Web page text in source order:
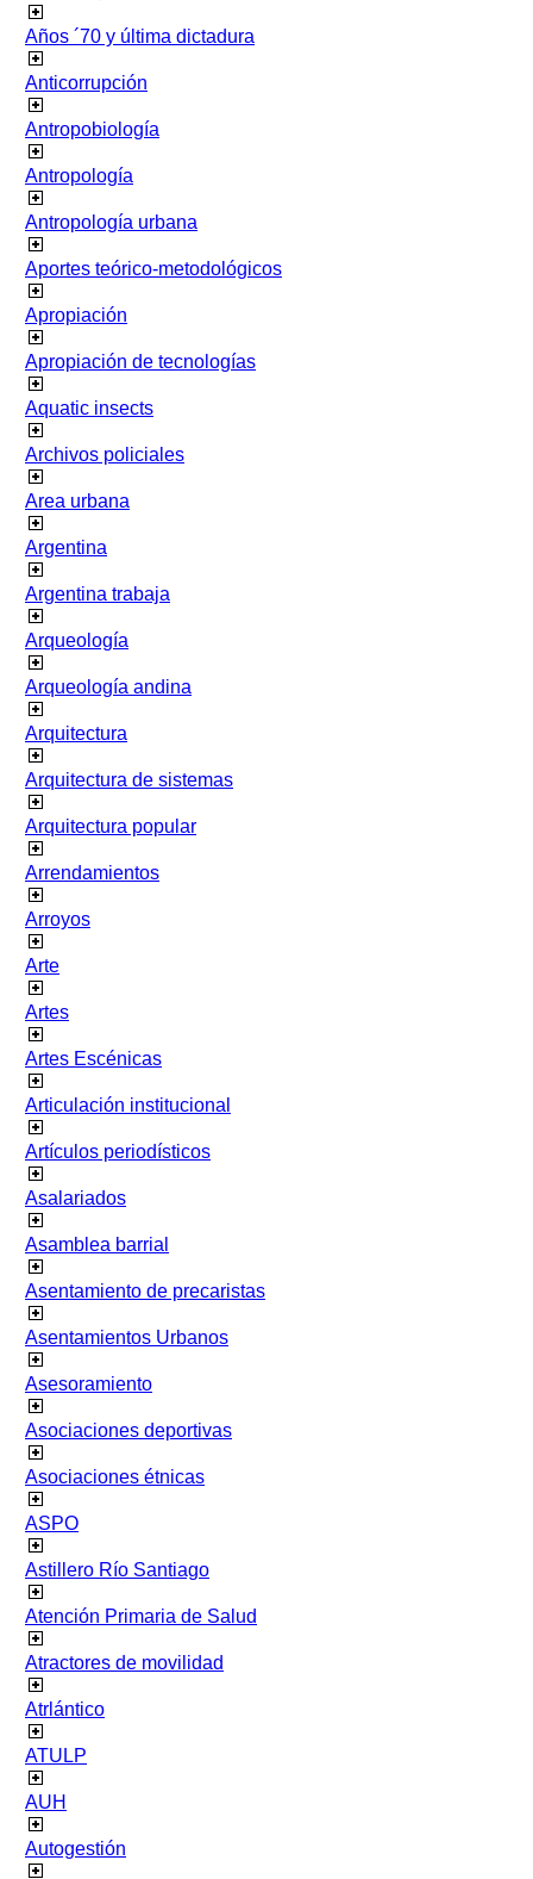
Años ´70 y última dictadura
Anticorrupción
Antropobiología
Antropología
Antropología urbana
Aportes teórico-metodológicos
Apropiación
Apropiación de tecnologías
Aquatic insects
Archivos policiales
Area urbana
Argentina
Argentina trabaja
Arqueología
Arqueología andina
Arquitectura
Arquitectura de sistemas
Arquitectura popular
Arrendamientos
Arroyos
Arte
Artes
Artes Escénicas
Articulación institucional
Artículos periodísticos
Asalariados
Asamblea barrial
Asentamiento de precaristas
Asentamientos Urbanos
Asesoramiento
Asociaciones deportivas
Asociaciones étnicas
ASPO
Astillero Río Santiago
Atención Primaria de Salud
Atractores de movilidad
Atrlántico
ATULP
AUH
Autogestión